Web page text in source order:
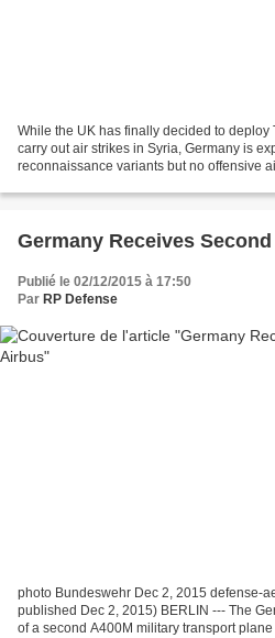
While the UK has finally decided to deploy
carry out air strikes in Syria, Germany is
reconnaissance variants but no offensive
Germany Receives
Publié le 02/12/2015 à 17:50
Par RP Defense
photo Bundeswehr Dec 2, 2015 defense-aerospace.com (Source: Reuters;
published Dec 2, 2015) BERLIN --- The
of a second A400M military transport